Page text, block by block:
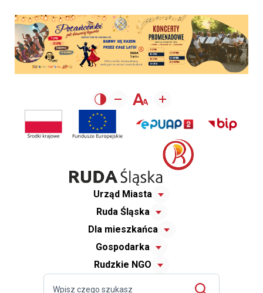
Urząd Miasta
Ruda Śląska
Dla mieszkańca
Gospodarka
Rudzkie NGO